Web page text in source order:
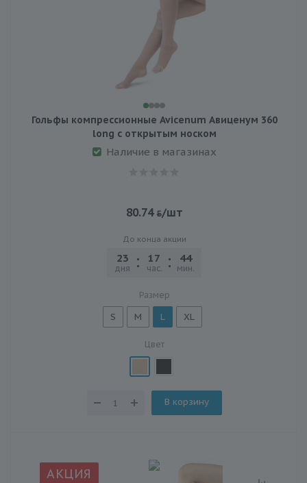
Гольфы компрессионные Avicenum Авиценум 360
long с открытым носком
Наличие в магазинах
80.74 /шт
До конца акции
23
дня
17
час.
44
мин.
Размер
S M L XL
Цвет
В корзину
АКЦИЯ